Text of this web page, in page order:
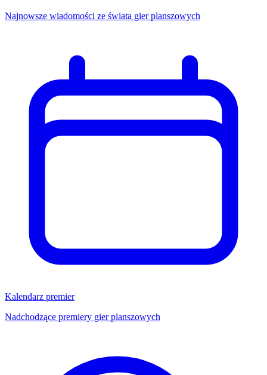
Najnowsze wiadomości ze świata gier planszowych
Kalendarz premier
Nadchodzące premiery gier planszowych